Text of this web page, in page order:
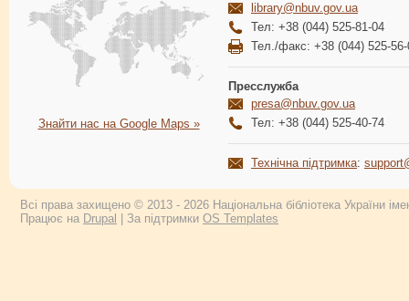
Знайти нас на Google Maps »
library@nbuv.gov.ua
Тел: +38 (044) 525-81-04
Тел./факс: +38 (044) 525-56-
Пресслужба
presa@nbuv.gov.ua
Тел: +38 (044) 525-40-74
Технічна підтримка:
Всі права захищено © 2013 - 2026 Національна бібліотека України
Працює на Drupal | За підтримки OS Templates